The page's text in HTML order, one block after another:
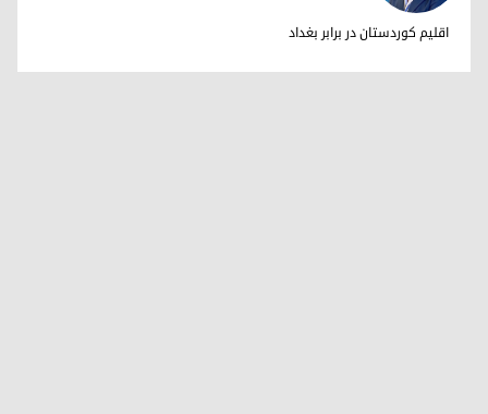
دکتر ابراهیم خالد
اقلیم کوردستان در برابر بغداد